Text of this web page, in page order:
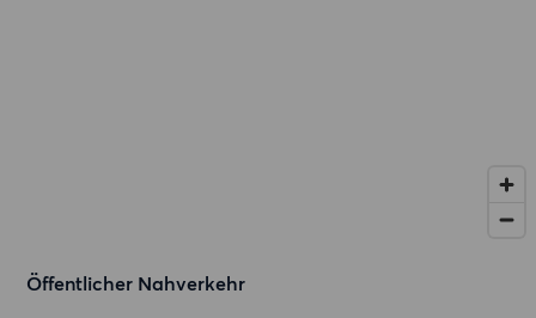
Öffentlicher Nahverkehr